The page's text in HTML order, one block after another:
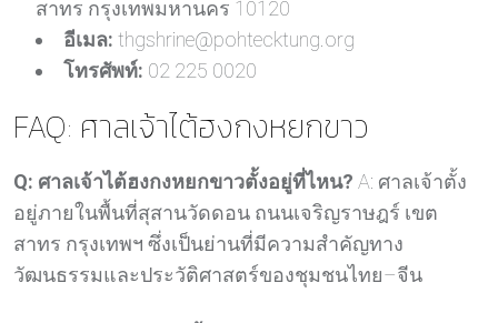
สาทร กรุงเทพมหานคร 10120
อีเมล: thgshrine@pohtecktung.org
โทรศัพท์: 02 225 0020
FAQ: ศาลเจ้าไต้ฮงกงหยกขาว
Q: ศาลเจ้าไต้ฮงกงหยกขาวตั้งอยู่ที่ไหน? A: ศาลเจ้าตั้ง
อยู่ภายในพื้นที่สุสานวัดดอน ถนนเจริญราษฎร์ เขต
สาทร กรุงเทพฯ ซึ่งเป็นย่านที่มีความสำคัญทาง
วัฒนธรรมและประวัติศาสตร์ของชุมชนไทย–จีน